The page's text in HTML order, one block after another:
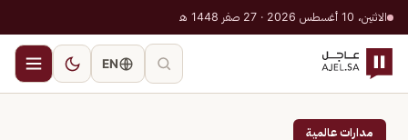
الاثنين، 10 أغسطس 2026 · 27 صفر 1448 هـ
EN
مدارات عالمية